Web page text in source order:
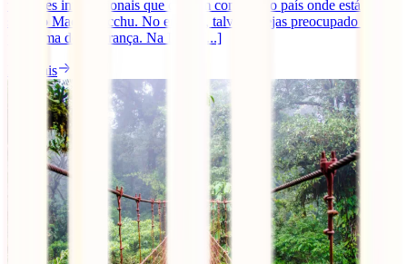
viajantes internacionais que querem conhecer o país onde está
situado Machu Picchu. No entanto, talvez estejas preocupado com o
problema de segurança. Na IATI, [...]
Ler mais